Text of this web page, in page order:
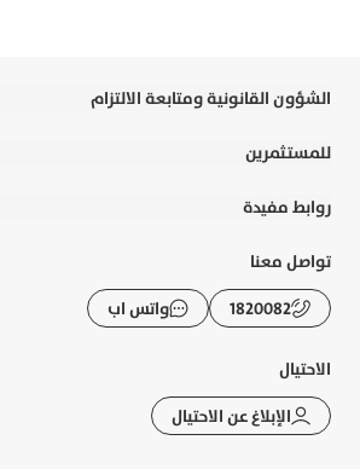
الشؤون القانونية ومتابعة الالتزام
الشروط والأحكام
التوعية المصرفية
الشكاوى و حماية العملاء
الرسوم والعمولات
للمستثمرين
الإفصاحات
تقرير الاستدامة
روابط مفيدة
الأسئلة الشائعة
حاسبة الزكاة
خريطة الموقع
تواصل معنا
1820082 واتس اب
الاحتيال
الإبلاغ عن الاحتيال